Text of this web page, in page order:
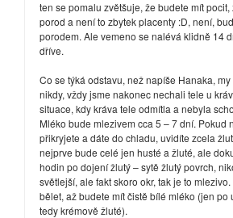
ten se pomalu zvětšuje, že budete mít
porod a není to zbytek placenty :D, není,
porodem. Ale vemeno se nalévá klidně 14
dříve.
Co se týká odstavu, než napíše Hanaka,
nikdy, vždy jsme nakonec nechali tele u
situace, kdy kráva tele odmítla a nebyla
Mléko bude mlezivem cca 5 – 7 dní. Pokud
přikryjete a dáte do chladu, uvidíte zcela
nejprve bude celé jen husté a žluté, ale
hodin po dojení žlutý – sytě žlutý povrch,
světlejší, ale fakt skoro okr, tak je to
bělet, až budete mít čistě bílé mléko (jen po
tedy krémově žluté).